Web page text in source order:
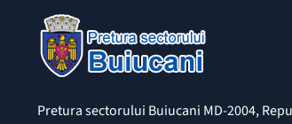
Pretura sectorului Buiucani MD-2004,